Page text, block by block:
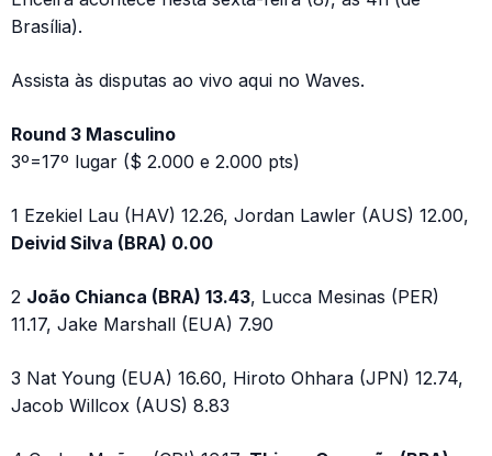
Brasília).
Assista às disputas ao vivo aqui no Waves.
Round 3 Masculino
3º=17º lugar ($ 2.000 e 2.000 pts)
1 Ezekiel Lau (HAV) 12.26, Jordan Lawler (AUS) 12.00,
Deivid Silva (BRA) 0.00
2 João Chianca (BRA) 13.43, Lucca Mesinas (PER)
11.17, Jake Marshall (EUA) 7.90
3 Nat Young (EUA) 16.60, Hiroto Ohhara (JPN) 12.74,
Jacob Willcox (AUS) 8.83